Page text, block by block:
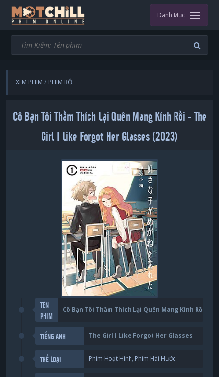
Danh Mục
XEM PHIM PHIM BỘ
Cô Bạn Tôi Thầm Thích Lại Quên Mang Kính Rồi - The
Girl I Like Forgot Her Glasses (2023)
TÊN
PHIM
Cô Bạn Tôi Thầm Thích Lại Quên Mang Kính Rồi
TIẾNG ANH The Girl I Like Forgot Her Glasses
THỂ LOẠI Phim Hoạt Hình, Phim Hài Hước